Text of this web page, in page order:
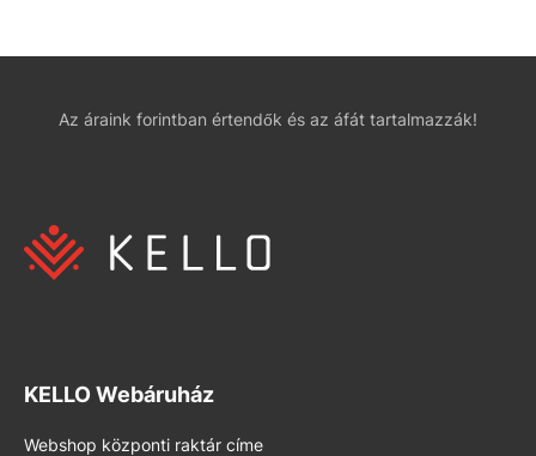
Az áraink forintban értendők és az áfát tartalmazzák!
KELLO Webáruház
Webshop központi raktár címe